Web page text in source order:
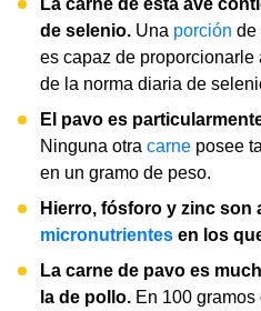
de selenio. Una porción de
es capaz de
de la norma diaria de
El pavo es
Ninguna otra carne posee
en un gramo de peso.
Hierro, fósforo y zinc son
micronutrientes en los
La carne de pavo es
la de pollo. En 100